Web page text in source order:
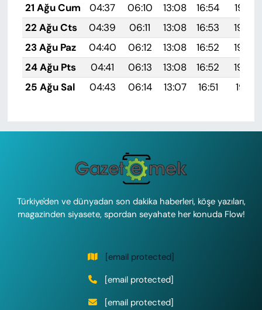
21 Ağu Cum
04:37 06:10 13:08 16:54
19:57
22 Ağu Cts
04:39 06:11 13:08 16:53
19:55
23 Ağu Paz
04:40 06:12 13:08 16:52
19:54
24 Ağu Pts
04:41 06:13 13:08 16:52
19:52
25 Ağu Sal
04:43 06:14 13:07 16:51 19:51
Türkiye'den ve dünyadan son dakika haberleri, köşe yazıları,
magazinden siyasete, spordan seyahate her konuda Flow!
[email protected]
[email protected]
[email protected]